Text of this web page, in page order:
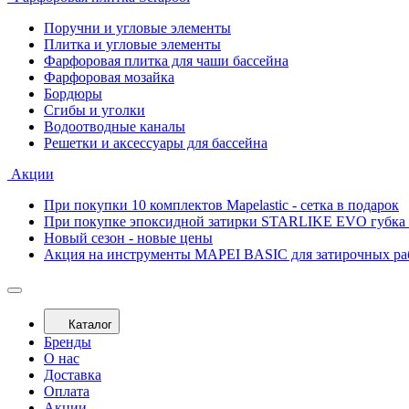
Поручни и угловые элементы
Плитка и угловые элементы
Фарфоровая плитка для чаши бассейна
Фарфоровая мозайка
Бордюры
Сгибы и уголки
Водоотводные каналы
Решетки и аксессуары для бассейна
Акции
При покупки 10 комплектов Mapelastic - сетка в подарок
При покупке эпоксидной затирки STARLIKE EVO губка
Новый сезон - новые цены
Акция на инструменты MAPEI BASIC для затирочных
Каталог
Бренды
О нас
Доставка
Оплата